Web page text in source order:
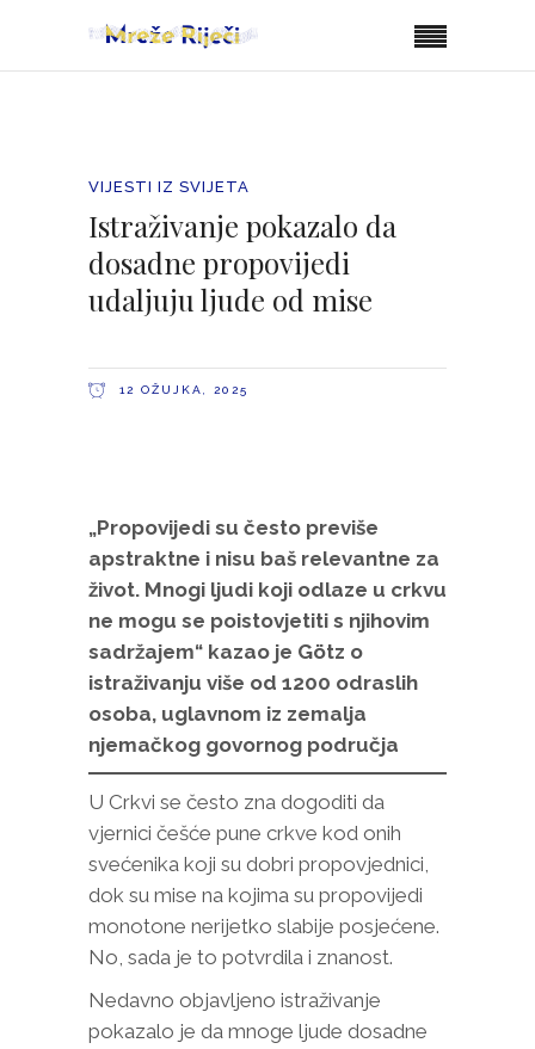
VIJESTI IZ SVIJETA
Istraživanje pokazalo da
dosadne propovijedi
udaljuju ljude od mise
12 OŽUJKA, 2025
„Propovijedi su često previše
apstraktne i nisu baš relevantne za
život. Mnogi ljudi koji odlaze u crkvu
ne mogu se poistovjetiti s njihovim
sadržajem“ kazao je Götz o
istraživanju više od 1200 odraslih
osoba, uglavnom iz zemalja
njemačkog govornog područja
U Crkvi se često zna dogoditi da
vjernici češće pune crkve kod onih
svećenika koji su dobri propovjednici,
dok su mise na kojima su propovijedi
monotone nerijetko slabije posjećene.
No, sada je to potvrdila i znanost.
Nedavno objavljeno istraživanje
pokazalo je da mnoge ljude dosadne